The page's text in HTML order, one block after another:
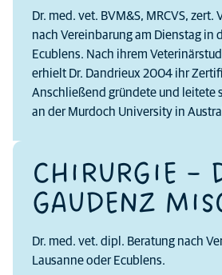
Dr. med. vet. BVM&S, MRCVS, zert.
nach Vereinbarung am Dienstag in
Ecublens. Nach ihrem
erhielt Dr. Dandrieux 2004 ihr
Anschließend gründete und leitete
an der Murdoch University in
CHIRURGIE –
GAUDENZ
Dr. med. vet. dipl. Beratung nach
Lausanne oder Ecublens.